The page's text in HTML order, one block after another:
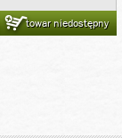
towar niedostępny